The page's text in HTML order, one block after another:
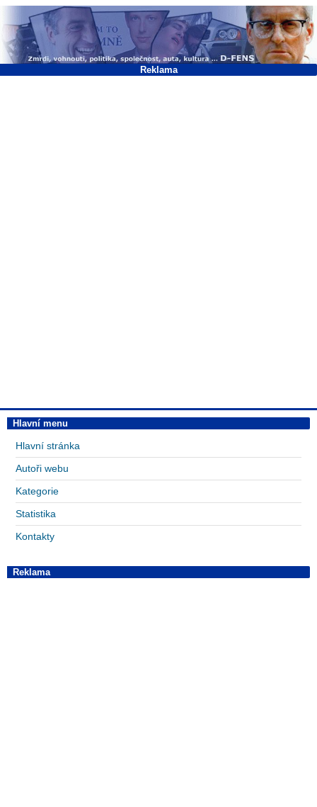
Reklama
Hlavní menu
Hlavní stránka
Autoři webu
Kategorie
Statistika
Kontakty
Reklama